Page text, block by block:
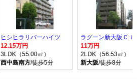
ヒシヒラリバーハイツ
12.15万円
3LDK（55.00㎡）
西中島南方/徒歩5分
11万円
2LDK（56.53㎡）
新大阪/徒歩8分